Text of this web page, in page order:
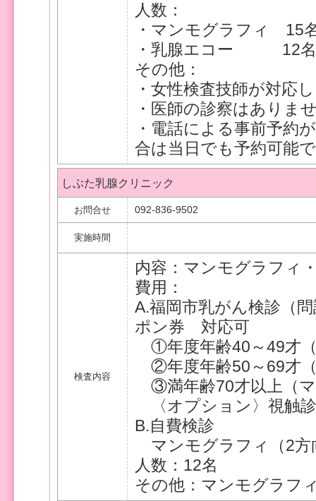
人数：
・マンモグラフィ 15
・乳腺エコー 12名
その他：
・女性検査技師が対応
・医師の診察はありま
・電話による事前予約
合は当日でも予約可能
しぶた乳腺クリニック
お問合せ 092-836-9502
実施時間
検査内容
内容：マンモグラフィ
費用：
A.福岡市乳がん検診（
ポン券 対応可
①年度年齢40～49才
②年度年齢50～69才
③満年齢70才以上（
〈オプション〉視触
B.自費検診
マンモグラフィ（2
人数：12名
その他：マンモグラフ